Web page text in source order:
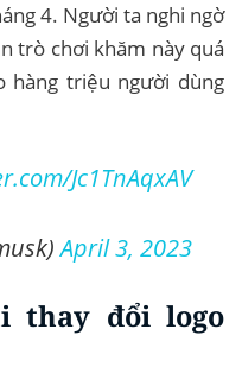
4. Người ta nghi ngờ
trò chơi khăm này quá
hàng triệu người dùng
Jc1TnAqxAV
April 3, 2023
thay đổi logo